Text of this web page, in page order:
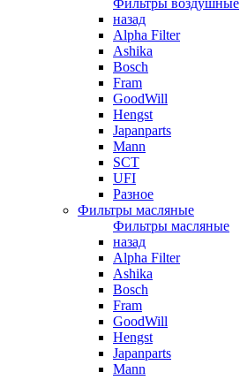
Фильтры воздушные
назад
Alpha Filter
Ashika
Bosch
Fram
GoodWill
Hengst
Japanparts
Mann
SCT
UFI
Разное
Фильтры масляные
Фильтры масляные
назад
Alpha Filter
Ashika
Bosch
Fram
GoodWill
Hengst
Japanparts
Mann